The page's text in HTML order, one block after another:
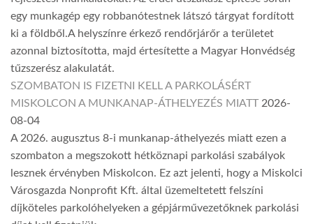
egy munkagép egy robbanótestnek látszó tárgyat fordított
ki a földből.A helyszínre érkező rendőrjárőr a területet
azonnal biztosította, majd értesítette a Magyar Honvédség
tűzszerész alakulatát.
SZOMBATON IS FIZETNI KELL A PARKOLÁSÉRT
MISKOLCON A MUNKANAP-ÁTHELYEZÉS MIATT 2026-
08-04
A 2026. augusztus 8-i munkanap-áthelyezés miatt ezen a
szombaton a megszokott hétköznapi parkolási szabályok
lesznek érvényben Miskolcon. Ez azt jelenti, hogy a Miskolci
Városgazda Nonprofit Kft. által üzemeltetett felszíni
díjköteles parkolóhelyeken a gépjárművezetőknek parkolási